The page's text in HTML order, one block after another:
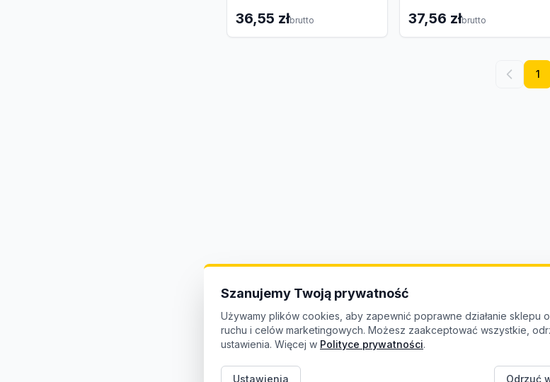
36,55 złbrutto 37,56 złbrutto
1
Szanujemy Twoją prywatność
Używamy plików cookies, aby zapewnić poprawne działanie
ruchu i celów marketingowych. Możesz zaakceptować wszystkie,
ustawienia. Więcej w Polityce prywatności.
Ustawienia Odrzuć